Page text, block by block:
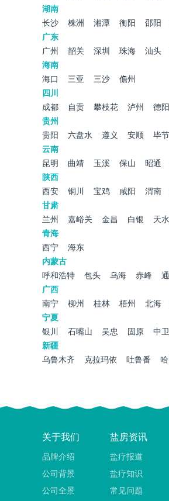
湖南
长沙
株洲 湘潭 衡阳 邵阳
广东
广州
韶关 深圳 珠海 汕头
海南
海口
三亚 三沙
儋州
四川
成都
自贡 攀枝花 泸州 德阳
贵州
贵阳
六盘水 遵义 安顺 毕节
云南
昆明
曲靖 玉溪 保山 昭通
陕西
西安
铜川 宝鸡 咸阳 渭南
甘肃
兰州
嘉峪关 金昌 白银 天水
青海
西宁
海东
内蒙古
呼和浩特
包头 乌海 赤峰
广西
南宁
柳州 桂林 梧州 北海
宁夏
银川
石嘴山 吴忠 固原
中卫
新疆
乌鲁木齐
克拉玛依 吐鲁番
关于我们
品牌介绍
公司背景
公司全景
盐房资讯
盐疗报道
盐疗知识
常见问题